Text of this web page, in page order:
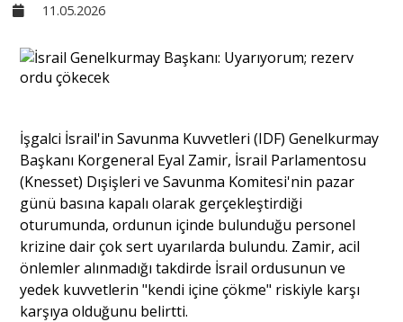
Kültür - Sanat
Dünya
Yorum - Analiz
Söyleşi
11.05.2026
İşgalci İsrail'in Savunma Kuvvetleri (IDF) Genelkurmay
Başkanı Korgeneral Eyal Zamir, İsrail Parlamentosu
(Knesset) Dışişleri ve Savunma Komitesi'nin pazar
günü basına kapalı olarak gerçekleştirdiği
oturumunda, ordunun içinde bulunduğu personel
krizine dair çok sert uyarılarda bulundu. Zamir, acil
önlemler alınmadığı takdirde İsrail ordusunun ve
yedek kuvvetlerin "kendi içine çökme" riskiyle karşı
karşıya olduğunu belirtti.